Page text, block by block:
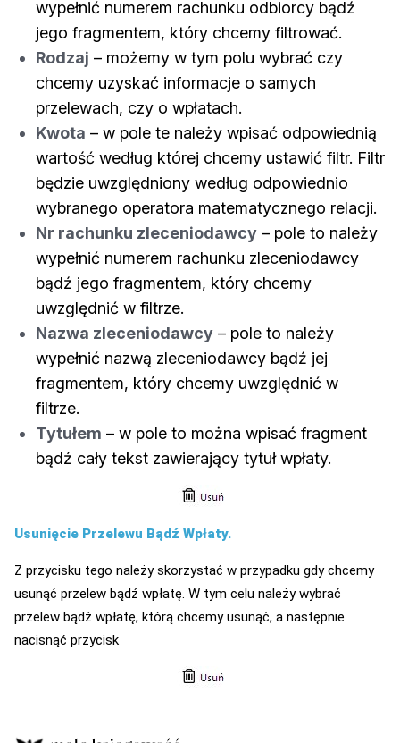
wypełnić numerem rachunku odbiorcy bądź
jego fragmentem, który chcemy filtrować.
Rodzaj – możemy w tym polu wybrać czy
chcemy uzyskać informacje o samych
przelewach, czy o wpłatach.
Kwota – w pole te należy wpisać odpowiednią
wartość według której chcemy ustawić filtr. Filtr
będzie uwzględniony według odpowiednio
wybranego operatora matematycznego relacji.
Nr rachunku zleceniodawcy – pole to należy
wypełnić numerem rachunku zleceniodawcy
bądź jego fragmentem, który chcemy
uwzględnić w filtrze.
Nazwa zleceniodawcy – pole to należy
wypełnić nazwą zleceniodawcy bądź jej
fragmentem, który chcemy uwzględnić w
filtrze.
Tytułem – w pole to można wpisać fragment
bądź cały tekst zawierający tytuł wpłaty.
Usunięcie Przelewu Bądź Wpłaty.
Z przycisku tego należy skorzystać w przypadku gdy chcemy
usunąć przelew bądź wpłatę. W tym celu należy wybrać
przelew bądź wpłatę, którą chcemy usunąć, a następnie
nacisnąć przycisk